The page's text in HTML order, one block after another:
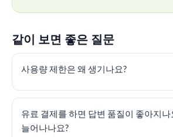
같이 보면 좋은 질문
사용량 제한은 왜 생기나요?
유료 결제를 하면 답변 품질이 좋아지
늘어나나요?